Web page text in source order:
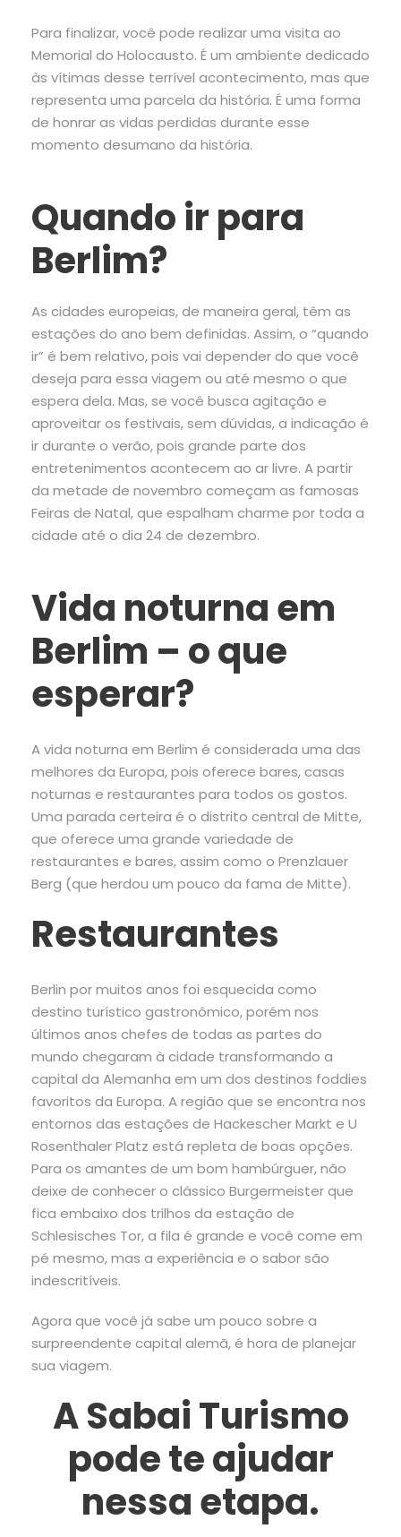
Para finalizar, você pode realizar uma visita ao
Memorial do Holocausto. É um ambiente dedicado
às vítimas desse terrível acontecimento, mas que
representa uma parcela da história. É uma forma
de honrar as vidas perdidas durante esse
momento desumano da história.
Quando ir para
Berlim?
As cidades europeias, de maneira geral, têm as
estações do ano bem definidas. Assim, o “quando
ir” é bem relativo, pois vai depender do que você
deseja para essa viagem ou até mesmo o que
espera dela. Mas, se você busca agitação e
aproveitar os festivais, sem dúvidas, a indicação é
ir durante o verão, pois grande parte dos
entretenimentos acontecem ao ar livre. A partir
da metade de novembro começam as famosas
Feiras de Natal, que espalham charme por toda a
cidade até o dia 24 de dezembro.
Vida noturna em
Berlim – o que
esperar?
A vida noturna em Berlim é considerada uma das
melhores da Europa, pois oferece bares, casas
noturnas e restaurantes para todos os gostos.
Uma parada certeira é o distrito central de Mitte,
que oferece uma grande variedade de
restaurantes e bares, assim como o Prenzlauer
Berg (que herdou um pouco da fama de Mitte).
Restaurantes
Berlin por muitos anos foi esquecida como
destino turístico gastronômico, porém nos
últimos anos chefes de todas as partes do
mundo chegaram à cidade transformando a
capital da Alemanha em um dos destinos foddies
favoritos da Europa. A região que se encontra nos
entornos das estações de Hackescher Markt e U
Rosenthaler Platz está repleta de boas opções.
Para os amantes de um bom hambúrguer, não
deixe de conhecer o clássico Burgermeister que
fica embaixo dos trilhos da estação de
Schlesisches Tor, a fila é grande e você come em
pé mesmo, mas a experiência e o sabor são
indescritíveis.
Agora que você já sabe um pouco sobre a
surpreendente capital alemã, é hora de planejar
sua viagem.
A Sabai Turismo
pode te ajudar
nessa etapa.